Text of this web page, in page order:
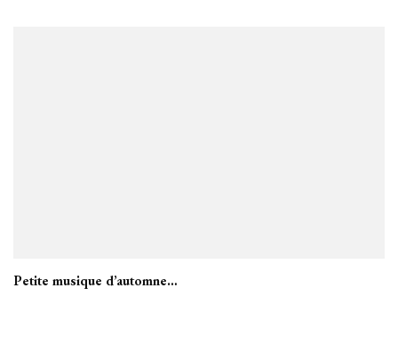
Petite musique d’automne…